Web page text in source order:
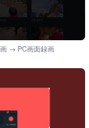
→ PC画面録画